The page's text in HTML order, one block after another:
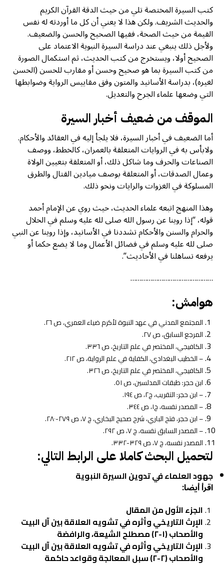
كتب السيرة المختصة تلي من حيث الدقة القرآن الكريم
والحديث الشريف. ولكن هذا لا يعني أن كل ما أوردته له نفس
القيمة من حيث الصحة، ففيها الصحيح والحسن والضعيف.
ولأجل ذلك ينبغي عند دراسة السيرة النبوية الاعتماد على
الصحيح أولا، ويستخرج من كتب الحديث، ثم استكمال الصورة
من كتب السيرة بما هو صحيح وحسن أو مقارب للحسن (الحسن
لغيره)، بدراسة الأسانيد والمتون وفق مقاييس الرواية وضوابطها
التي وضعها علماء الجرح والتعديل.
الموقف من ضعيف أخبار السيرة
أما الضعيف في أخبار السيرة، فلا يلجأ إليه في العقائد والأحكام.
ولابأس به في الروايات المتعلقة بالعمران، كالخطط، ووصف
الصناعات والحرف وما شاكل ذلك، أو المتعلقة بتعيين الولاة
وعمال الصدقات، أو المتعلقة بوصف ميادين القتال والطرق
المسلوكة في الغزوات والرايات ونحو ذلك.
وهذا المنهج اتبعه علماء الحديث، حيث روي عن الإمام أحمد
قوله، “إذا روينا عن رسول الله صلى لله عليه وسلم في الحلال
والحرام والسنن والأحكام تشددنا في الأسانيد، وإذا روينا عن النبي
صلى لله عليه وسلم في فضائل الأعمال وما لا يضع حكما أو
يرفعه تساهلنا في الأحاديث”.
………………………………………
هوامش:
المجتمع المدني في عهد النبوة لأكرم ضياء العمري، ص ٢٦.
المرجع السابق، ص ٢٧.
الكافيجي، المختصر في علم التاريخ، ص ٣٣٦.
– الخطيب البغدادي، الكفاية في علم الرواية، ص ٢١٢.
الكافيجي، المختصر في علم التاريخ، ص ٣٢٦.
ابن حجر: طبقات المدلسين، ص ٥١.
– ابن حجر: التقريب، ج٢، ص ١٩٤.
– المصدر نفسه، ج١، ص ٣٤٤.
– ابن حجر، فتح الباري، شرح صحيح البخاري، ج ٧، ص ٢٧٩-٢٨٠.
– المصدر السابق نفسه، ج ٧، ص ٢٩٢.
المصدر نفسه، ج ٧، ص ٣٢٩-٣٣٢.
لتحميل البحث كاملا على الرابط التالي:
جهود العلماء في تدوين السيرة النبوية
اقرأ أيضا:
الجزء الأول من المقال
الإرث التاريخي وأثره في تشويه العلاقة بين آل البيت
والأصحاب (١-٢) مصطلح الشيعة، والرافضة
الإرث التاريخي وأثره في تشويه العلاقة بين آل البيت
والأصحاب (٢-٢) سبل المعالجة وقواعد حاكمة